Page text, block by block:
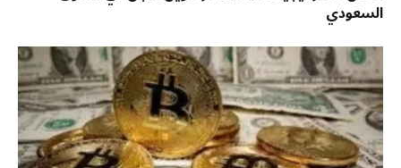
السعودي